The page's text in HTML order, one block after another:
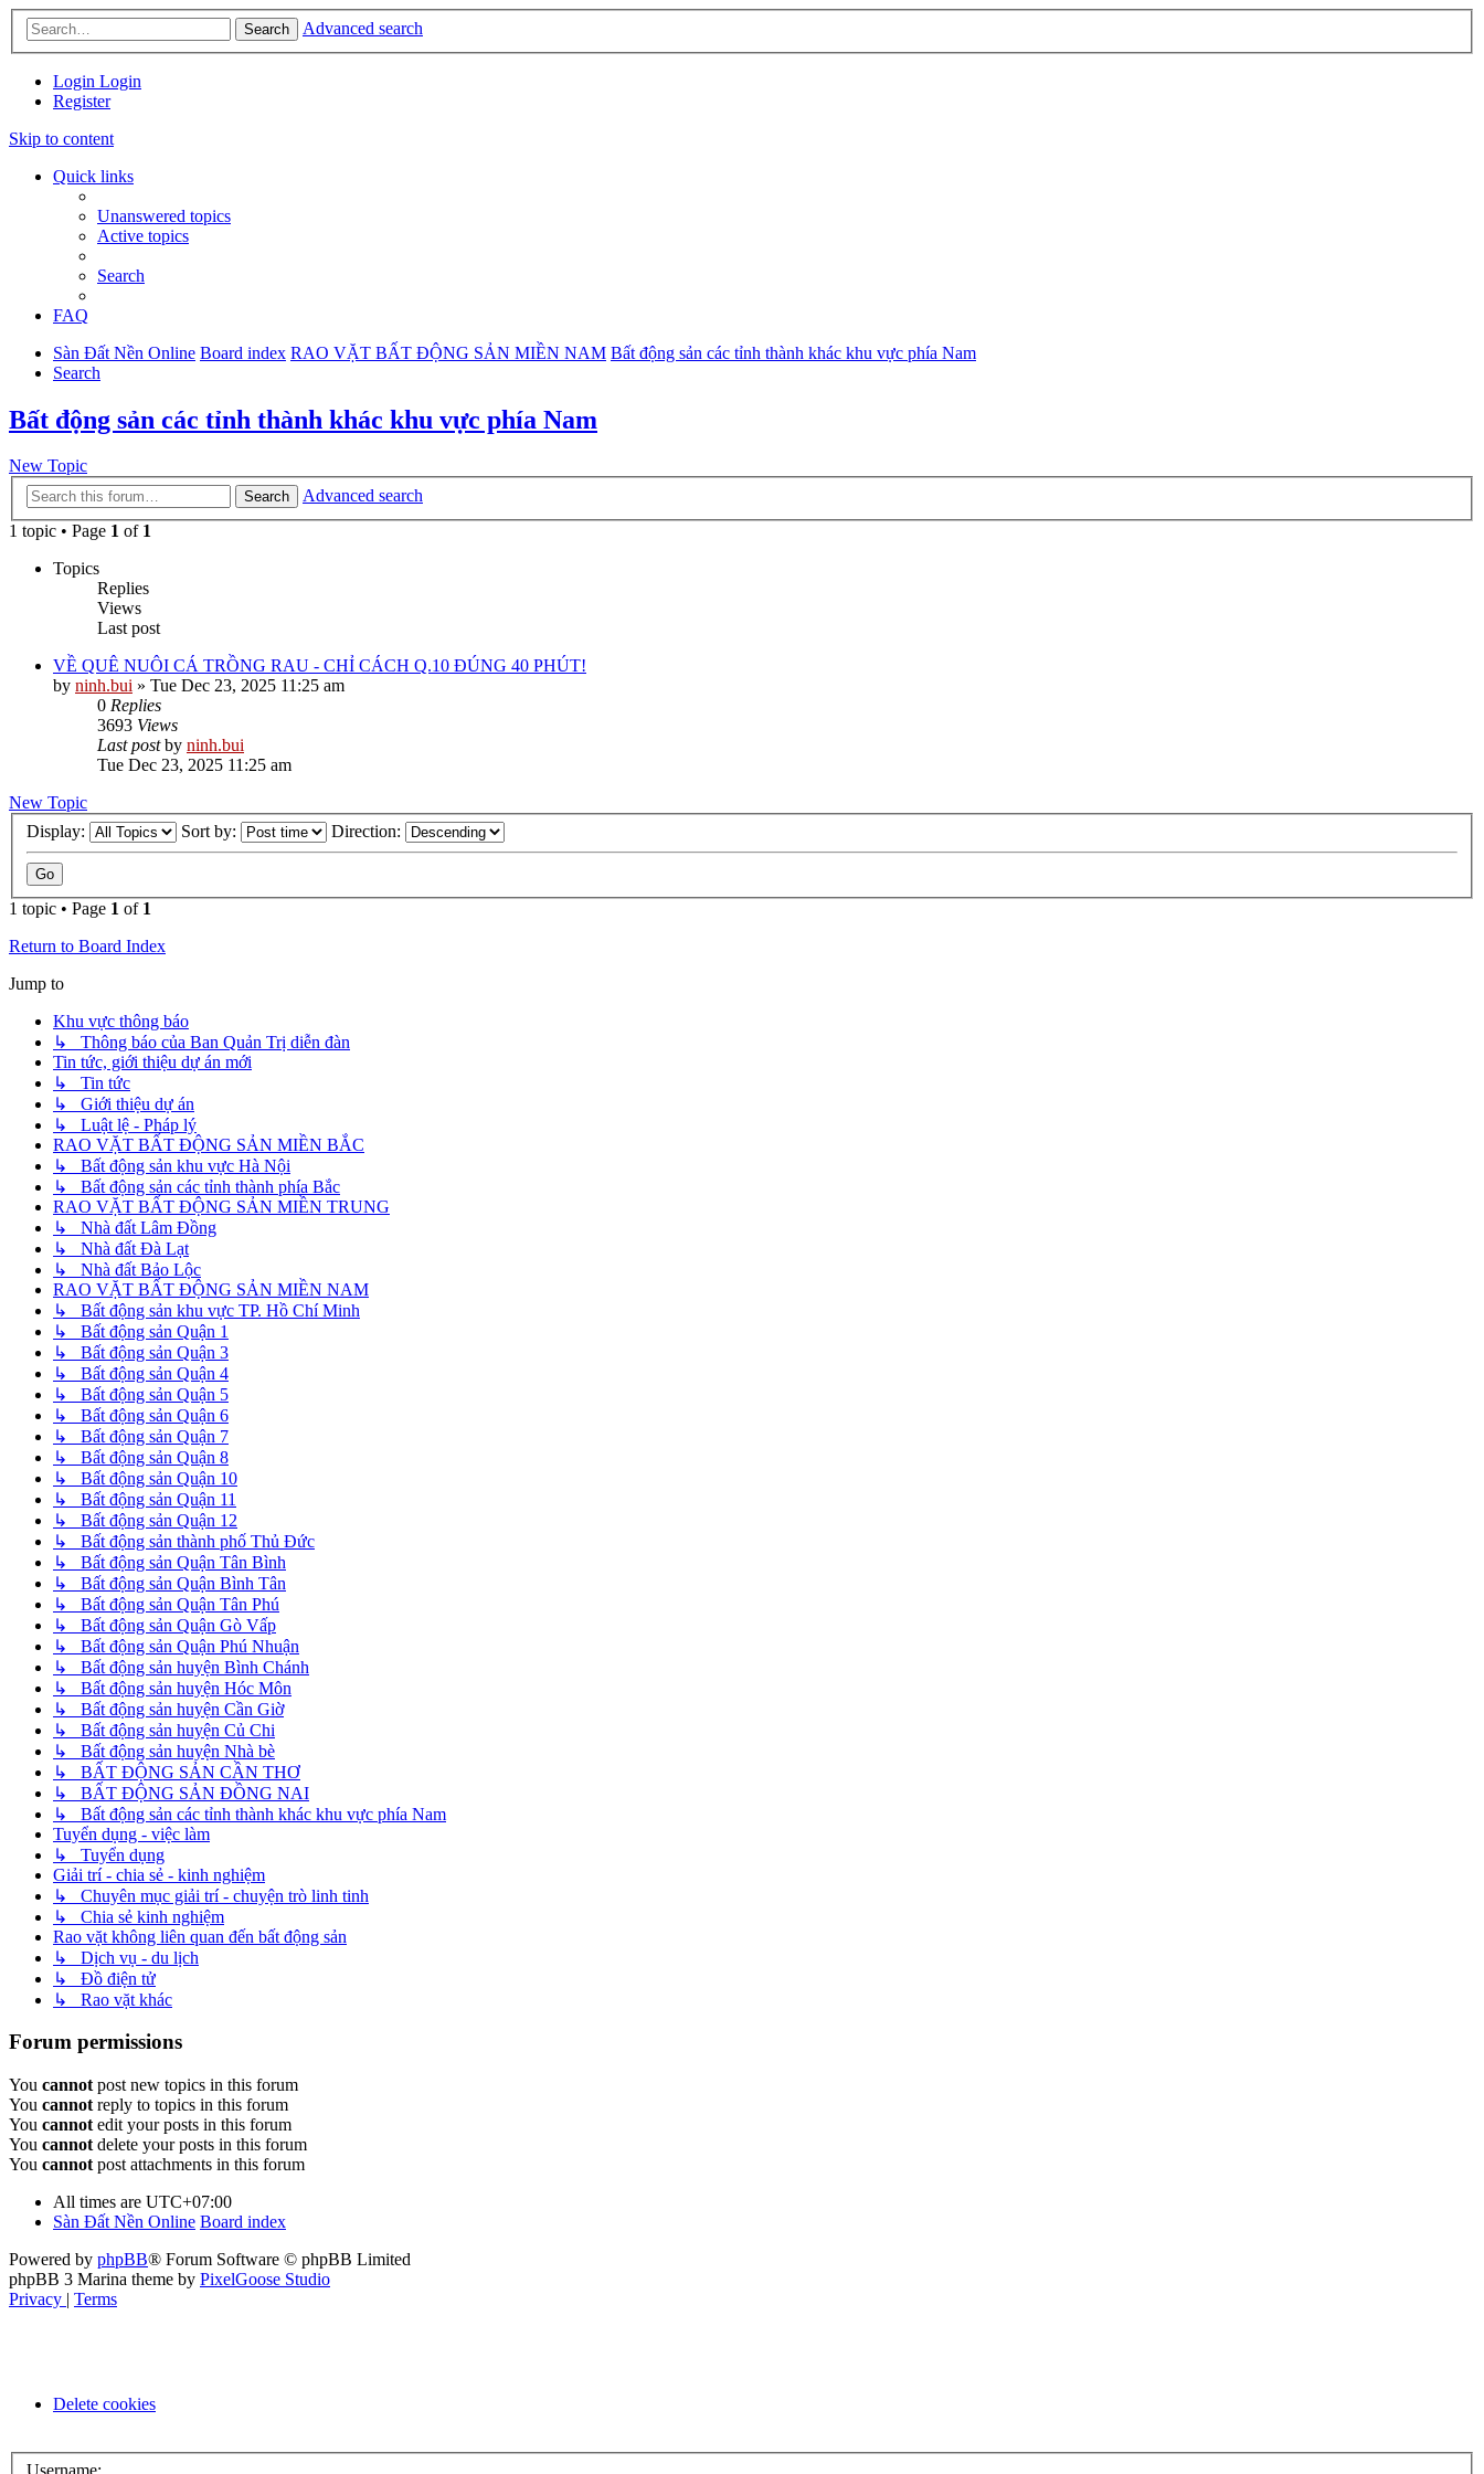
Search Advanced search
Login Login
Register
Skip to content
Quick links
Unanswered topics
Active topics
Search
FAQ
Sàn Đất Nền Online Board index RAO VẶT BẤT ĐỘNG SẢN MIỀN NAM Bất động sản các tỉnh thành khác khu vực phía Nam
Search
Bất động sản các tỉnh thành khác khu vực phía Nam
New Topic
Search
Advanced search
1 topic • Page 1 of 1
Topics
Replies
Views
Last post
VỀ QUÊ NUÔI CÁ TRỒNG RAU - CHỈ CÁCH Q.10 ĐÚNG 40 PHÚT!
by ninh.bui » Tue Dec 23, 2025 11:25 am
0 Replies
3693 Views
Last postby ninh.bui
Tue Dec 23, 2025 11:25 am
New Topic
Display:
Sort by: Direction:
1 topic • Page 1 of 1
Return to Board Index
Jump to
Khu vực thông báo
↳ Thông báo của Ban Quản Trị diễn đàn
Tin tức, giới thiệu dự án mới
↳ Tin tức
↳ Giới thiệu dự án
↳ Luật lệ - Pháp lý
RAO VẶT BẤT ĐỘNG SẢN MIỀN BẮC
↳ Bất động sản khu vực Hà Nội
↳ Bất động sản các tỉnh thành phía Bắc
RAO VẶT BẤT ĐỘNG SẢN MIỀN TRUNG
↳ Nhà đất Lâm Đồng
↳ Nhà đất Đà Lạt
↳ Nhà đất Bảo Lộc
RAO VẶT BẤT ĐỘNG SẢN MIỀN NAM
↳ Bất động sản khu vực TP. Hồ Chí Minh
↳ Bất động sản Quận 1
↳ Bất động sản Quận 3
↳ Bất động sản Quận 4
↳ Bất động sản Quận 5
↳ Bất động sản Quận 6
↳ Bất động sản Quận 7
↳ Bất động sản Quận 8
↳ Bất động sản Quận 10
↳ Bất động sản Quận 11
↳ Bất động sản Quận 12
↳ Bất động sản thành phố Thủ Đức
↳ Bất động sản Quận Tân Bình
↳ Bất động sản Quận Bình Tân
↳ Bất động sản Quận Tân Phú
↳ Bất động sản Quận Gò Vấp
↳ Bất động sản Quận Phú Nhuận
↳ Bất động sản huyện Bình Chánh
↳ Bất động sản huyện Hóc Môn
↳ Bất động sản huyện Cần Giờ
↳ Bất động sản huyện Củ Chi
↳ Bất động sản huyện Nhà bè
↳ BẤT ĐỘNG SẢN CẦN THƠ
↳ BẤT ĐỘNG SẢN ĐỒNG NAI
↳ Bất động sản các tỉnh thành khác khu vực phía Nam
Tuyển dụng - việc làm
↳ Tuyển dụng
Giải trí - chia sẻ - kinh nghiệm
↳ Chuyên mục giải trí - chuyện trò linh tinh
↳ Chia sẻ kinh nghiệm
Rao vặt không liên quan đến bất động sản
↳ Dịch vụ - du lịch
↳ Đồ điện tử
↳ Rao vặt khác
Forum permissions
You cannot post new topics in this forum
You cannot reply to topics in this forum
You cannot edit your posts in this forum
You cannot delete your posts in this forum
You cannot post attachments in this forum
All times are UTC+07:00
Sàn Đất Nền Online Board index
Powered by phpBB® Forum Software © phpBB Limited
phpBB 3 Marina theme by PixelGoose Studio
Privacy | Terms
Delete cookies
Username: